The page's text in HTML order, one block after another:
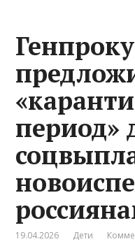
период»
19.04.2026 Дети